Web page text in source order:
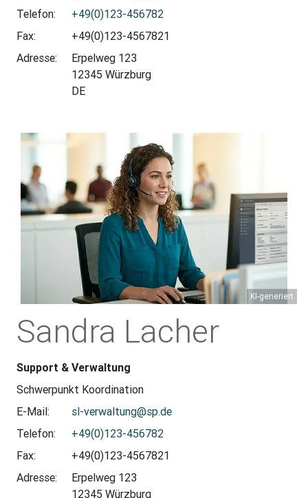
Telefon:
+49(0)123-456782
Fax:
+49(0)123-4567821
Adresse:
Erpelweg 123
12345 Würzburg
DE
KI-generiert
Sandra Lacher
Support & Verwaltung
Schwerpunkt Koordination
E-Mail:
sl-verwaltung@sp.de
Telefon:
+49(0)123-456782
Fax:
+49(0)123-4567821
Adresse:
Erpelweg 123
12345 Würzburg